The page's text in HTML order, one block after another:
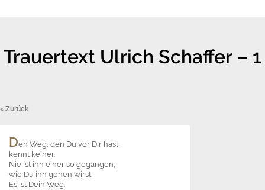
Trauertext Ulrich Schaffer – 1
< Zurück
Den Weg, den Du vor Dir hast,
kennt keiner.
Nie ist ihn einer so gegangen,
wie Du ihn gehen wirst.
Es ist Dein Weg.